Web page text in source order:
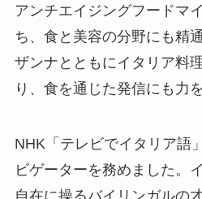
アンチエイジングフードマ
ち、食と美容の分野にも精
ザンナとともにイタリア料
り、食を通じた発信にも力
NHK「テレビでイタリア語
ビゲーターを務めました。
自在に操るバイリンガルの